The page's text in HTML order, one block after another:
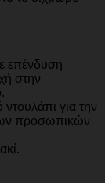
επένδυση
στην
ντουλάπι για την
προσωπικών